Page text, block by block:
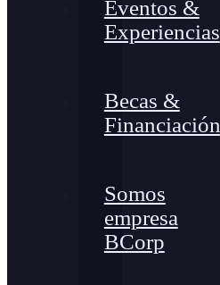
Eventos &
Experiencias
Becas &
Financiación
Somos
empresa
BCorp